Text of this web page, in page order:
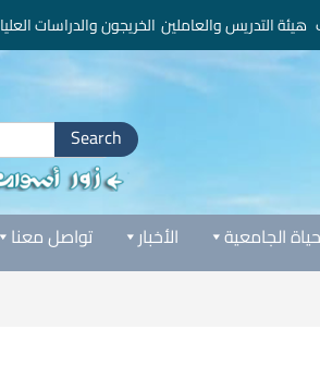
هيئة التدريس والعاملين الخريجون والدراسات العليا
تواصل معنا الأخبار الجامعية